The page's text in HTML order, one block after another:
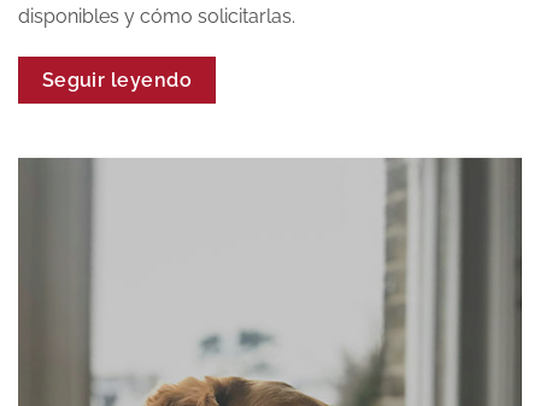
disponibles y cómo solicitarlas.
Seguir leyendo